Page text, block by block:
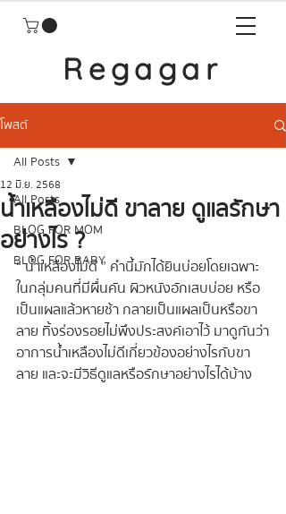
Regagar
โพสต์
All Posts
BLOG FOR MOM
BLOG FOR BABY
All Posts
น้ำเหลืองไม่ดี ขาลาย ดูแลรักษา
อย่างไร ?
12 มิ.ย. 2568
“ น้ำเหลืองไม่ดี ” คำนี้มักได้ยินบ่อยโดยเฉพาะ
ในกลุ่มคนที่มีผื่นคัน ผิวหนังอักเสบบ่อย หรือ
เป็นแผลแล้วหายช้า กลายเป็นแผลเป็นหรือขา
ลาย ทิ้งร่องรอยไม่พึงประสงค์เอาไว้ มาดูกันว่า
อาการน้ำเหลืองไม่ดีเกี่ยวข้องอย่างไรกับขา
ลาย และจะมีวิธีดูแลหรือรักษาอย่างไรได้บ้าง